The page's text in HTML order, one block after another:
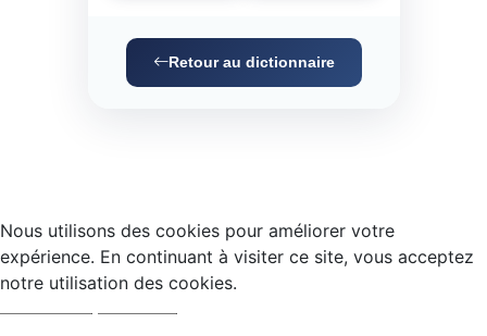
Retour au dictionnaire
Nous utilisons des cookies pour améliorer votre
expérience. En continuant à visiter ce site, vous acceptez
notre utilisation des cookies.